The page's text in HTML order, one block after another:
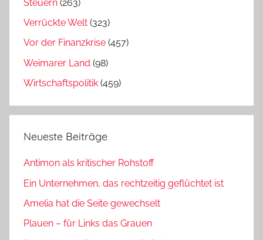
Steuern (263)
Verrückte Welt (323)
Vor der Finanzkrise (457)
Weimarer Land (98)
Wirtschaftspolitik (459)
Neueste Beiträge
Antimon als kritischer Rohstoff
Ein Unternehmen, das rechtzeitig geflüchtet ist
Amelia hat die Seite gewechselt
Plauen – für Links das Grauen